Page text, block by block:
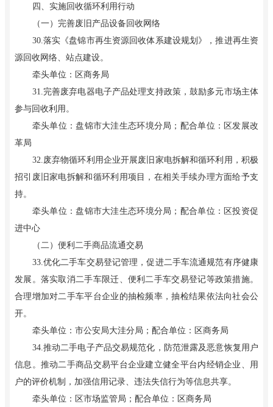
四、实施回收循环利用行动
（一）完善废旧产品设备回收网络
30.落实《盘锦市再生资源回收体系建设规划》，推进再生资
源回收网络、站点建设。
牵头单位：区商务局
31.完善废弃电器电子产品处理支持政策，鼓励多元市场主体
参与回收利用。
牵头单位：盘锦市大洼生态环境分局；配合单位：区发展改
革局
32.废弃物循环利用企业开展废旧家电拆解和循环利用，积极
招引废旧家电拆解和循环利用项目，在相关手续办理方面给予支
持。
牵头单位：盘锦市大洼生态环境分局；配合单位：区投资促
进中心
（二）便利二手商品流通交易
33.优化二手车交易登记管理，促进二手车流通规范有序健康
发展。落实取消二手车限迁、便利二手车交易登记等政策措施。
合理增加对二手车平台企业的抽检频率，抽检结果依法向社会公
开。
牵头单位：市公安局大洼分局；配合单位：区商务局
34.推动二手电子产品交易规范化，防范泄露及恶意恢复用户
信息。推动二手商品交易平台企业建立健全平台内经销企业、用
户的评价机制，加强信用记录、违法失信行为等信息共享。
牵头单位：区市场监管局；配合单位：区商务局